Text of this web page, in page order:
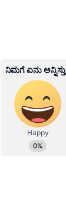
3